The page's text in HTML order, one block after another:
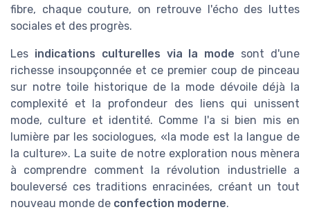
fibre, chaque couture, on retrouve l'écho des luttes
sociales et des progrès.
Les indications culturelles via la mode sont d'une
richesse insoupçonnée et ce premier coup de pinceau
sur notre toile historique de la mode dévoile déjà la
complexité et la profondeur des liens qui unissent
mode, culture et identité. Comme l'a si bien mis en
lumière par les sociologues,
la mode est la langue de
la culture . La suite de notre exploration nous mènera
à comprendre comment la révolution industrielle a
bouleversé ces traditions enracinées, créant un tout
nouveau monde de confection moderne.